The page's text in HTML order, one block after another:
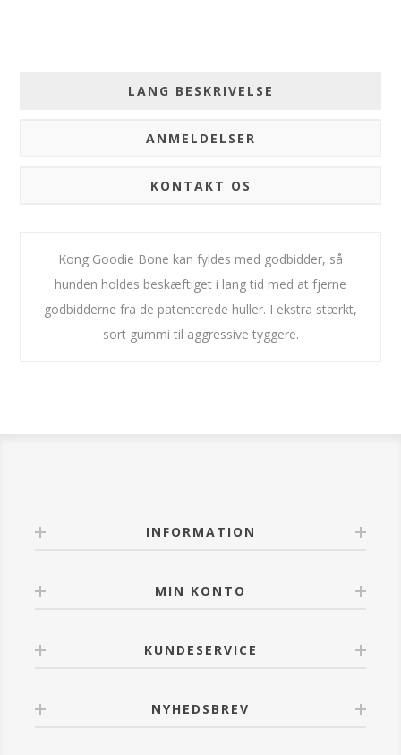
LANG BESKRIVELSE
ANMELDELSER
KONTAKT OS
Kong Goodie Bone kan fyldes med godbidder, så
hunden holdes beskæftiget i lang tid med at fjerne
godbidderne fra de patenterede huller. I ekstra stærkt,
sort gummi til aggressive tyggere.
INFORMATION
MIN KONTO
KUNDESERVICE
NYHEDSBREV